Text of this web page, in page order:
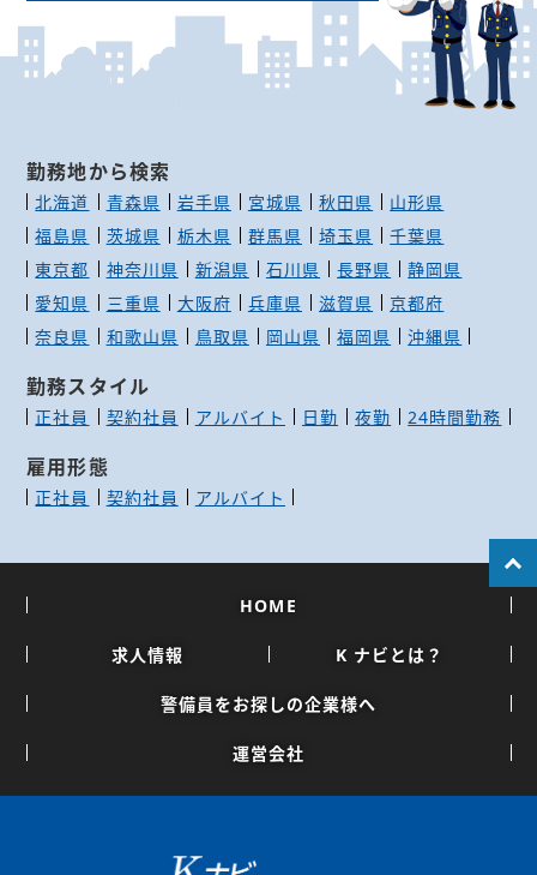
勤務地から検索
北海道 青森県 岩手県 宮城県 秋田県
山形県
福島県
茨城県 栃木県 群馬県 埼玉県
千葉県
東京都
神奈川県 新潟県 石川県 長野県
静岡県
愛知県
三重県 大阪府 兵庫県 滋賀県
京都府
奈良県
和歌山県 鳥取県 岡山県 福岡県 沖縄県
勤務スタイル
正社員 契約社員 アルバイト 日勤 夜勤 24時間勤務
雇用形態
正社員 契約社員 アルバイト
HOME
求人情報 K ナビとは？
警備員をお探しの企業様へ
運営会社